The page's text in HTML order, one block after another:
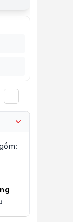
Yêu thích